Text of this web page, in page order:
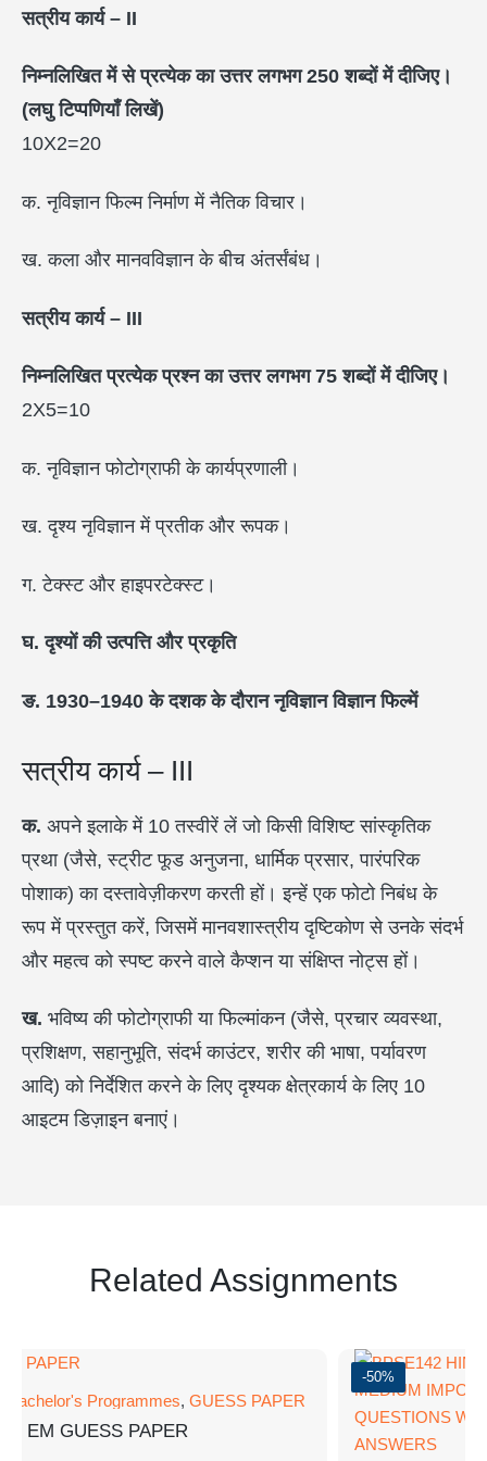
सत्रीय कार्य – II
निम्नलिखित में से प्रत्येक का उत्तर लगभग250शब्दों में दीजिए।
(लघु टिप्पणियाँ लिखें)
10X2=20
क. नृविज्ञान फिल्म निर्माण में नैतिक विचार।
ख. कला और मानवविज्ञान के बीच अंतर्संबंध।
सत्रीय कार्य – III
निम्नलिखित प्रत्येक प्रश्न का उत्तर लगभग75शब्दों में दीजिए।
2X5=10
क. नृविज्ञान फोटोग्राफी के कार्यप्रणाली।
ख. दृश्य नृविज्ञान में प्रतीक और रूपक।
ग. टेक्स्ट और हाइपरटेक्स्ट।
घ. दृश्यों की उत्पत्ति और प्रकृति
ङ. 1930–1940के दशक के दौरान नृविज्ञान विज्ञान फिल्में
सत्रीय कार्य – III
क. अपने इलाके में 10 तस्वीरें लें जो किसी विशिष्ट सांस्कृतिक
प्रथा (जैसे, स्ट्रीट फूड अनुजना, धार्मिक प्रसार, पारंपरिक
पोशाक) का दस्तावेज़ीकरण करती हों। इन्हें एक फोटो निबंध के
रूप में प्रस्तुत करें, जिसमें मानवशास्त्रीय दृष्टिकोण से उनके संदर्भ
और महत्व को स्पष्ट करने वाले कैप्शन या संक्षिप्त नोट्स हों।
ख. भविष्य की फोटोग्राफी या फिल्मांकन (जैसे, प्रचार व्यवस्था,
प्रशिक्षण, सहानुभूति, संदर्भ काउंटर, शरीर की भाषा, पर्यावरण
आदि) को निर्देशित करने के लिए दृश्यक क्षेत्रकार्य के लिए 10
आइटम डिज़ाइन बनाएं।
Related Assignments
Bachelor's Programmes, GUESS PAPER
EM GUESS PAPER
-50%